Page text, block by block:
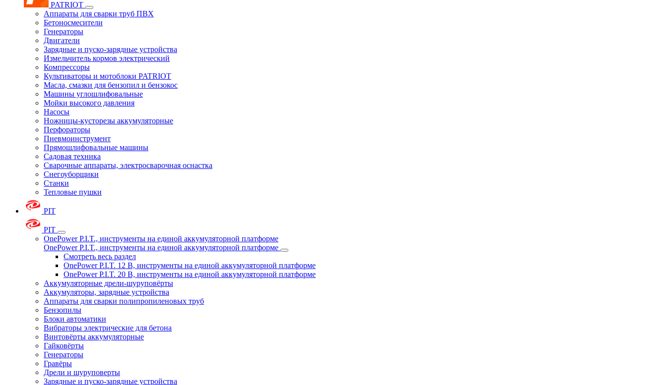
PATRIOT
Аппараты для сварки труб ПВХ
Бетоносмесители
Генераторы
Двигатели
Зарядные и пуско-зарядные устройства
Измельчитель кормов электрический
Компрессоры
Культиваторы и мотоблоки PATRIOT
Масла, смазки для бензопил и бензокос
Машины углошлифовальные
Мойки высокого давления
Насосы
Ножницы-кусторезы аккумуляторные
Перфораторы
Пневмоинструмент
Прямошлифовальные машины
Садовая техника
Сварочные аппараты, электросварочная оснастка
Снегоуборщики
Станки
Тепловые пушки
PIT
PIT
OnePower P.I.T., инструменты на единой аккумуляторной платформе
OnePower P.I.T., инструменты на единой аккумуляторной платформе
Смотреть весь раздел
OnePower P.I.T. 12 В, инструменты на единой аккумуляторной платформе
OnePower P.I.T. 20 В, инструменты на единой аккумуляторной платформе
Аккумуляторные дрели-шуруповёрты
Аккумуляторы, зарядные устройства
Аппараты для сварки полипропиленовых труб
Бензопилы
Блоки автоматики
Вибраторы электрические для бетона
Винтовёрты аккумуляторные
Гайковёрты
Генераторы
Гравёры
Дрели и шуруповерты
Зарядные и пуско-зарядные устройства